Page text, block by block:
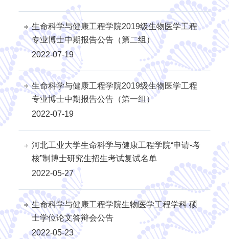
生命科学与健康工程学院2019级生物医学工程
专业博士中期报告公告（第二组）
2022-07-19
生命科学与健康工程学院2019级生物医学工程
专业博士中期报告公告（第一组）
2022-07-19
河北工业大学生命科学与健康工程学院“申请-考
核”制博士研究生招生考试复试名单
2022-05-27
生命科学与健康工程学院生物医学工程学科 硕
士学位论文答辩会公告
2022-05-23